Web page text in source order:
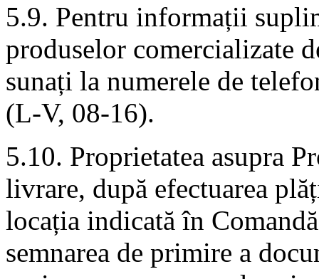
5.9. Pentru informații
produselor comercializate
sunați la numerele de
(L-V, 08-16).
5.10. Proprietatea asupra
livrare, după efectuarea
locația indicată în
semnarea de primire a